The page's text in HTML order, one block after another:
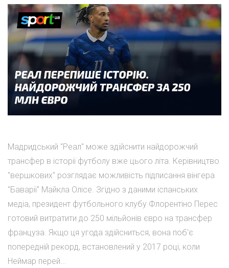
Мадридський "Реал" може здійснити найдорожчий
трансфер в історії футболу вже цього літа. Керівництво
"вершкових" розглядає можливість підписання вінгера
"Баварії" Майкла Олісе. Згідно з даними іспанських
медіа, президент футбольного клубу Флорентіно Перес
готовий витратити до 250 мільйонів євро на трансфер
француза. Якщо ця угода здійсниться, вона поб'є
попередній рекорд, встановлений у 2017 році, коли
Неймар перей...